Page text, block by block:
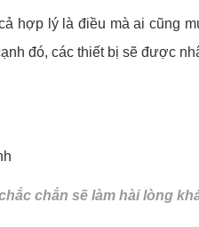
hợp lý là điều mà ai cũng
đó, các thiết bị sẽ được
chắn sẽ làm hài lòng